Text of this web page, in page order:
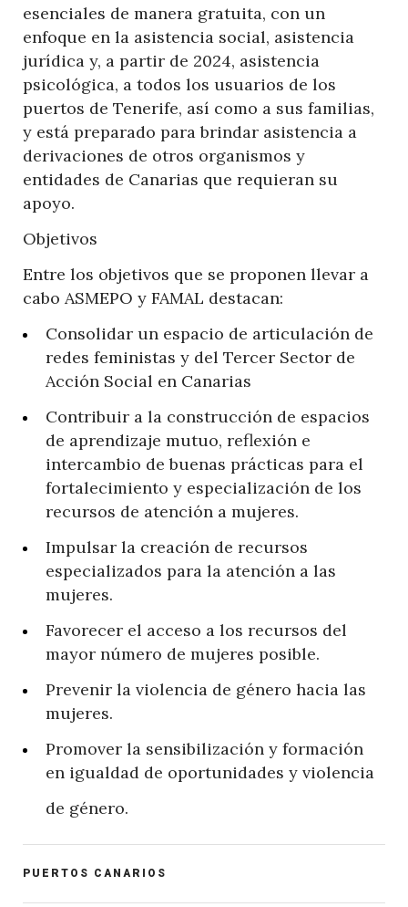
esenciales de manera gratuita, con un
enfoque en la asistencia social, asistencia
jurídica y, a partir de 2024, asistencia
psicológica, a todos los usuarios de los
puertos de Tenerife, así como a sus familias,
y está preparado para brindar asistencia a
derivaciones de otros organismos y
entidades de Canarias que requieran su
apoyo.
Objetivos
Entre los objetivos que se proponen llevar a
cabo ASMEPO y FAMAL destacan:
Consolidar un espacio de articulación de
redes feministas y del Tercer Sector de
Acción Social en Canarias
Contribuir a la construcción de espacios
de aprendizaje mutuo, reflexión e
intercambio de buenas prácticas para el
fortalecimiento y especialización de los
recursos de atención a mujeres.
Impulsar la creación de recursos
especializados para la atención a las
mujeres.
Favorecer el acceso a los recursos del
mayor número de mujeres posible.
Prevenir la violencia de género hacia las
mujeres.
Promover la sensibilización y formación
en igualdad de oportunidades y violencia
de género.
POST
PUERTOS CANARIOS